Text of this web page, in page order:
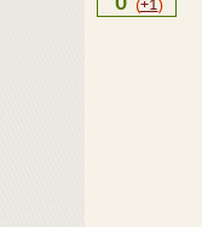
(+1)